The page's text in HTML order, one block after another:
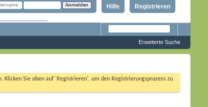
Registrieren
Hilfe
Erweiterte Suche
Klicken Sie oben auf 'Registrieren', um den Registrierungsprozess zu